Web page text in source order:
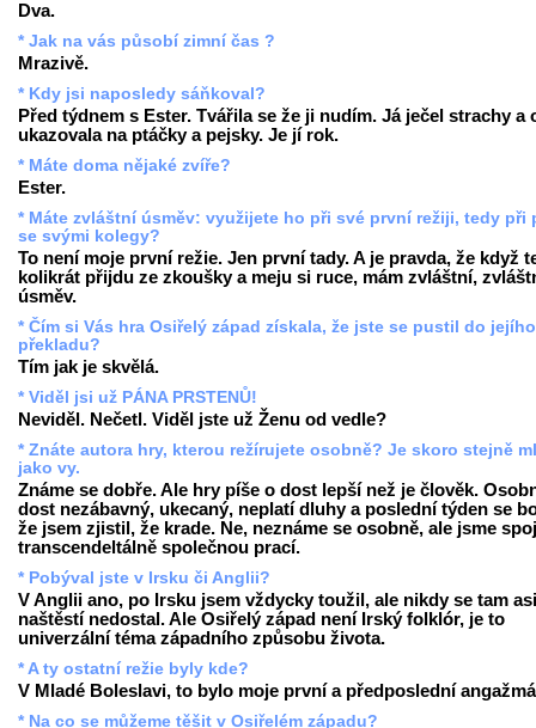
Dva.
* Jak na vás působí zimní čas ?
Mrazivě.
* Kdy jsi naposledy sáňkoval?
Před týdnem s Ester. Tvářila se že ji nudím. Já ječel strachy a
ukazovala na ptáčky a pejsky. Je jí rok.
* Máte doma nějaké zvíře?
Ester.
* Máte zvláštní úsměv: využijete ho při své první režiji, tedy při
se svými kolegy?
To není moje první režie. Jen první tady. A je pravda, že když
kolikrát přijdu ze zkoušky a meju si ruce, mám zvláštní,
úsměv.
* Čím si Vás hra Osiřelý západ získala, že jste se pustil do jejího
překladu?
Tím jak je skvělá.
* Viděl jsi už PÁNA PRSTENŮ!
Neviděl. Nečetl. Viděl jste už Ženu od vedle?
* Znáte autora hry, kterou režírujete osobně? Je skoro stejně
jako vy.
Známe se dobře. Ale hry píše o dost lepší než je člověk.
dost nezábavný, ukecaný, neplatí dluhy a poslední týden se
že jsem zjistil, že krade. Ne, neznáme se osobně, ale jsme
transcendeltálně společnou prací.
* Pobýval jste v Irsku či Anglii?
V Anglii ano, po Irsku jsem vždycky toužil, ale nikdy se tam asi
naštěstí nedostal. Ale Osiřelý západ není Irský folklór, je to
univerzální téma západního způsobu života.
* A ty ostatní režie byly kde?
V Mladé Boleslavi, to bylo moje první a předposlední
* Na co se můžeme těšit v Osiřelém západu?